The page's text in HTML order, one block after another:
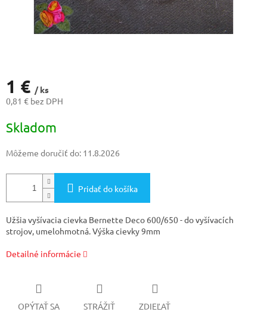
1 € / ks
0,81 € bez DPH
cena:
Skladom
Môžeme doručiť do: 11.8.2026
Pridať do košíka
Užšia vyšívacia cievka Bernette Deco 600/650 - do vyšívacích
strojov, umelohmotná. Výška cievky 9mm
Detailné informácie
OPÝTAŤ SA STRÁŽIŤ ZDIEĽAŤ